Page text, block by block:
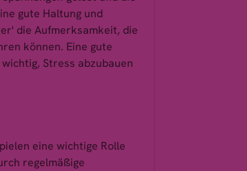
gute Haltung und
die Aufmerksamkeit, die
können. Eine gute
Stress abzubauen
eine wichtige Rolle
regelmäßige